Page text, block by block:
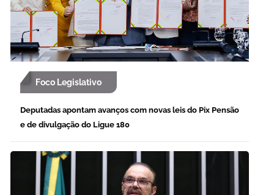
Foco Legislativo
Deputadas apontam avanços com novas leis do Pix Pensão
e de divulgação do Ligue 180